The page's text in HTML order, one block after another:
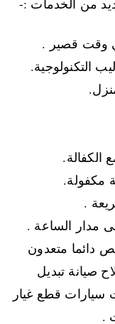
من الخدمات :-
وقت قصير .
التكنولوجية.
الكفالة.
مكفولة.
.
مدار الساعة .
دائما متعدون
صيانة تبديل
سيارات قطع غيار